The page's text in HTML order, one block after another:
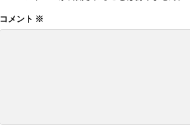
コメント ※